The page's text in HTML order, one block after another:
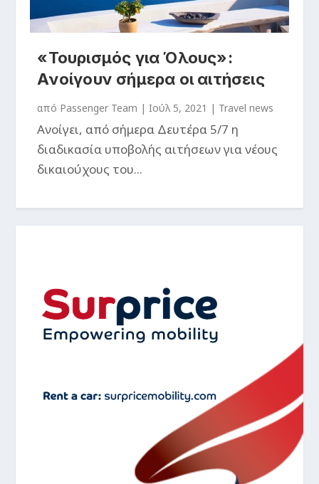
«Τουρισμός για Όλους»:
Ανοίγουν σήμερα οι αιτήσεις
από Passenger Team |Ιούλ 5, 2021 | Travel news
Ανοίγει, από σήμερα Δευτέρα 5/7 η
διαδικασία υποβολής αιτήσεων για νέους
δικαιούχους του...